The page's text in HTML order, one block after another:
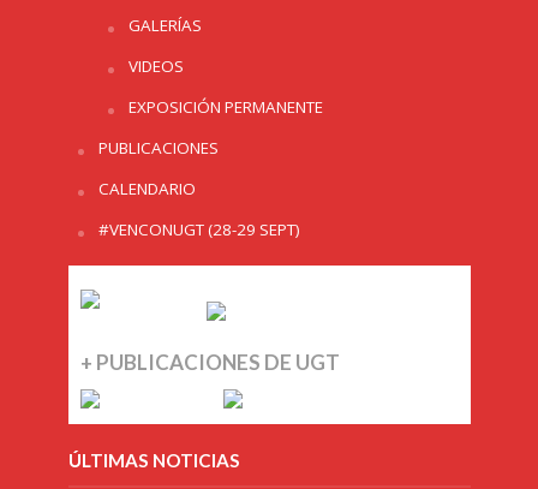
GALERÍAS
VIDEOS
EXPOSICIÓN PERMANENTE
PUBLICACIONES
CALENDARIO
#VENCONUGT (28-29 SEPT)
+ PUBLICACIONES DE UGT
ÚLTIMAS NOTICIAS